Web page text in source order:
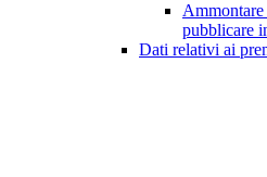
pubblicare
Dati relativi ai